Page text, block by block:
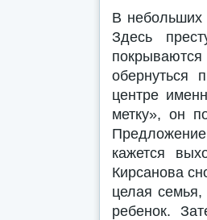
В небольших
Здесь
обернуться
центре
метку», он
кажется
Кирсанова
целая семья,
ребенок.